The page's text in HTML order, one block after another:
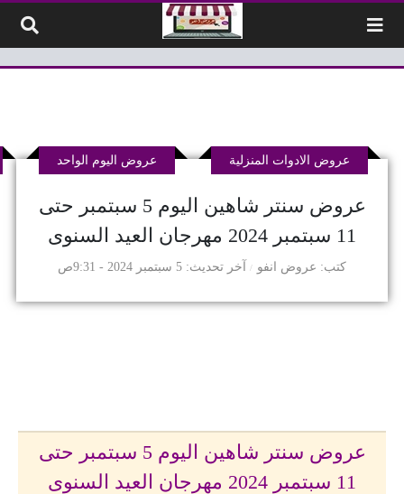
عروض سنتر شاهين اليوم 5 سبتمبر حتى
11 سبتمبر 2024 مهرجان العيد السنوى
كتب عروض انفو
عروض الادوات المنزلية عروض اليوم الواحد
آخر تحديث 5 سبتمبر 2024 - 9:31ص
عروض سنتر شاهين اليوم 5 سبتمبر حتى
11 سبتمبر 2024 مهرجان العيد السنوى